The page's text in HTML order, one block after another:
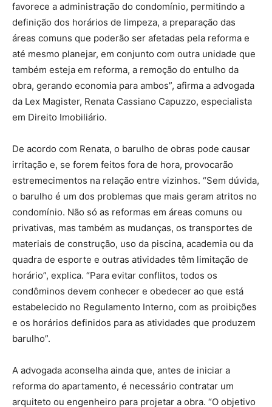
favorece a administração do condomínio, permitindo a
definição dos horários de limpeza, a preparação das
áreas comuns que poderão ser afetadas pela reforma e
até mesmo planejar, em conjunto com outra unidade que
também esteja em reforma, a remoção do entulho da
obra, gerando economia para ambos”, afirma a advogada
da Lex Magister, Renata Cassiano Capuzzo, especialista
em Direito Imobiliário.
De acordo com Renata, o barulho de obras pode causar
irritação e, se forem feitos fora de hora, provocarão
estremecimentos na relação entre vizinhos. “Sem dúvida,
o barulho é um dos problemas que mais geram atritos no
condomínio. Não só as reformas em áreas comuns ou
privativas, mas também as mudanças, os transportes de
materiais de construção, uso da piscina, academia ou da
quadra de esporte e outras atividades têm limitação de
horário”, explica. “Para evitar conflitos, todos os
condôminos devem conhecer e obedecer ao que está
estabelecido no Regulamento Interno, com as proibições
e os horários definidos para as atividades que produzem
barulho”.
A advogada aconselha ainda que, antes de iniciar a
reforma do apartamento, é necessário contratar um
arquiteto ou engenheiro para projetar a obra. “O objetivo